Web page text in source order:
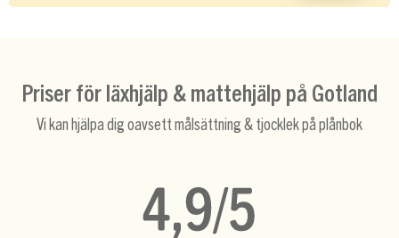
Priser för läxhjälp & mattehjälp på Gotland
Vi kan hjälpa dig oavsett målsättning & tjocklek på plånbok